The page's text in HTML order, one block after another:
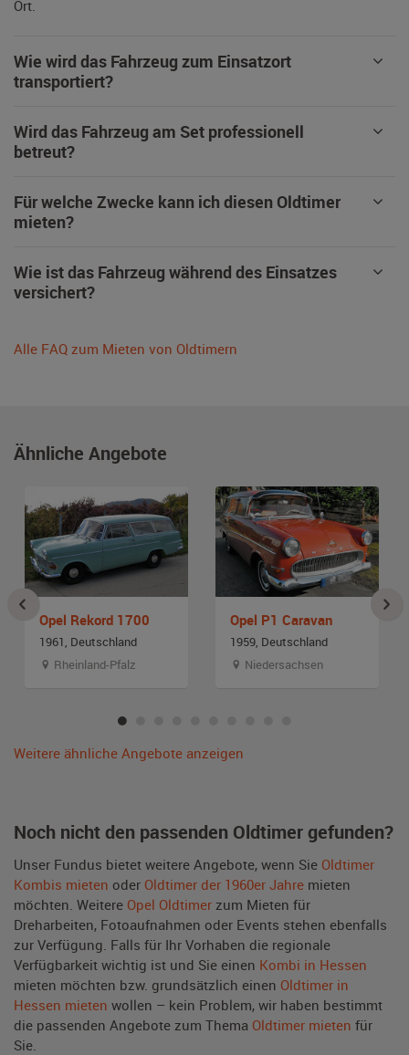
Ort.
Wie wird das Fahrzeug zum Einsatzort
transportiert?
Wird das Fahrzeug am Set professionell
betreut?
Für welche Zwecke kann ich diesen Oldtimer
mieten?
Wie ist das Fahrzeug während des Einsatzes
versichert?
Alle FAQ zum Mieten von Oldtimern
Ähnliche Angebote
Opel Rekord 1700
1961, Deutschland
Rheinland-Pfalz
Opel P1 Caravan
1959, Deutschland
Niedersachsen
Weitere ähnliche Angebote anzeigen
Noch nicht den passenden Oldtimer gefunden?
Unser Fundus bietet weitere Angebote, wenn Sie Oldtimer
Kombis mieten oder Oldtimer der 1960er Jahre mieten
möchten. Weitere Opel Oldtimer zum Mieten für
Dreharbeiten, Fotoaufnahmen oder Events stehen ebenfalls
zur Verfügung. Falls für Ihr Vorhaben die regionale
Verfügbarkeit wichtig ist und Sie einen Kombi in Hessen
mieten möchten bzw. grundsätzlich einen Oldtimer in
Hessen mieten wollen – kein Problem, wir haben bestimmt
die passenden Angebote zum Thema Oldtimer mieten für
Sie.